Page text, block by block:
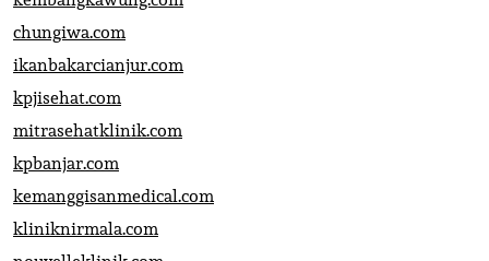
chungiwa.com
ikanbakarcianjur.com
kpjisehat.com
mitrasehatklinik.com
kpbanjar.com
kemanggisanmedical.com
kliniknirmala.com